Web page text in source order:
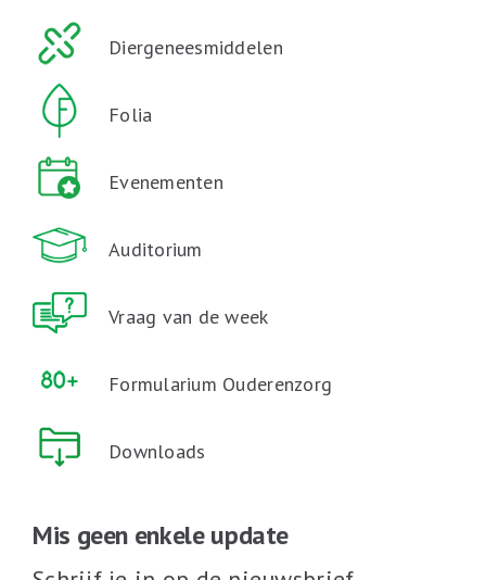
Diergeneesmiddelen
Folia
Evenementen
Auditorium
Vraag van de week
Formularium Ouderenzorg
Downloads
Mis geen enkele update